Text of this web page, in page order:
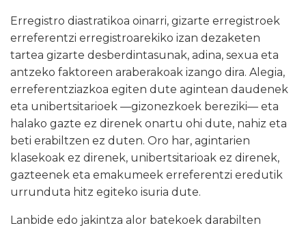
Erregistro diastratikoa oinarri, gizarte erregistroek
erreferentzi erregistroarekiko izan dezaketen
tartea gizarte desberdintasunak, adina, sexua eta
antzeko faktoreen araberakoak izango dira. Alegia,
erreferentziazkoa egiten dute agintean daudenek
eta unibertsitarioek —gizonezkoek bereziki— eta
halako gazte ez direnek onartu ohi dute, nahiz eta
beti erabiltzen ez duten. Oro har, agintarien
klasekoak ez direnek, unibertsitarioak ez direnek,
gazteenek eta emakumeek erreferentzi eredutik
urrunduta hitz egiteko isuria dute.
Lanbide edo jakintza alor batekoek darabilten